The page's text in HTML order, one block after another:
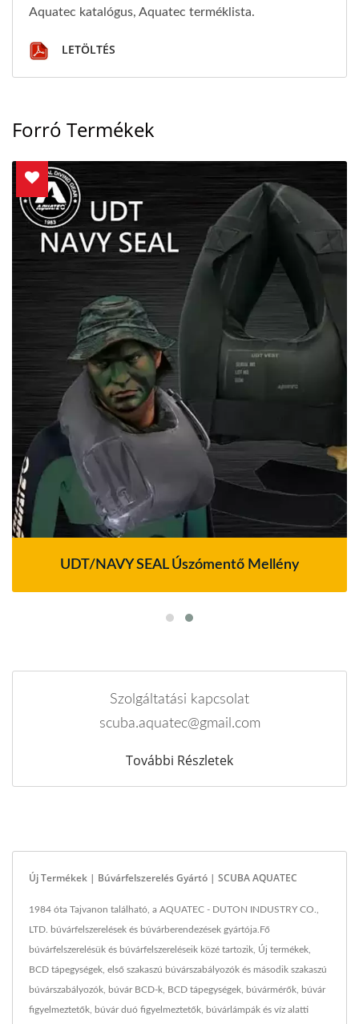
Aquatec katalógus, Aquatec terméklista.
LETÖLTÉS
Forró Termékek
UDT/NAVY SEAL Úszómentő Mellény
Szolgáltatási kapcsolat
scuba.aquatec@gmail.com
További Részletek
Új Termékek | Búvárfelszerelés Gyártó | SCUBA AQUATEC
1984 óta Tajvanon található, a AQUATEC - DUTON INDUSTRY CO.,
LTD. búvárfelszerelések és búvárberendezések gyártója.Fő
búvárfelszerelésük és búvárfelszereléseik közé tartozik, Új termékek,
BCD tápegységek, első szakaszú búvárszabályozók és második szakaszú
búvárszabályozók, búvár BCD-k, BCD tápegységek, búvármérők, búvár
figyelmeztetők, búvár duó figyelmeztetők, búvárlámpák és víz alatti